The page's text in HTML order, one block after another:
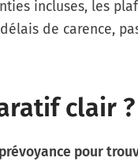
incluses, les
de carence,
clair ?
pour